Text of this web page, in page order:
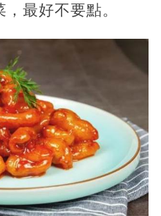
最好不要點。